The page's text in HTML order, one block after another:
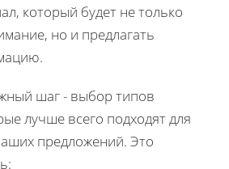
который будет не только
но и предлагать
шаг - выбор типов
лучше всего подходят для
предложений. Это